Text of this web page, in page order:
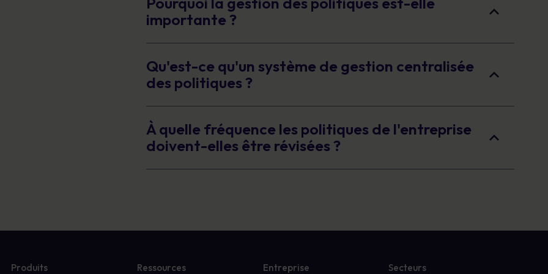
importante ?
Qu'est-ce qu'un système de gestion centralisée
des politiques ?
À quelle fréquence les politiques de l'entreprise
doivent-elles être révisées ?
Produits Ressources Entreprise Secteurs